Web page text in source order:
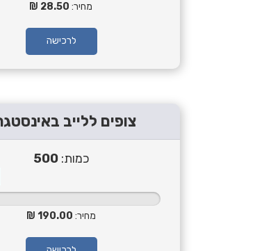
מחיר: 28.50
לרכישה
צופים ללייב
כמות:500
מחיר: 190.00